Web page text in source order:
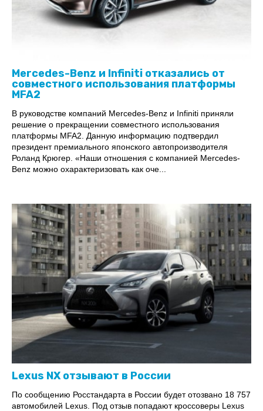
Mercedes-Benz и Infiniti отказались от
совместного использования платформы
MFA2
В руководстве компаний Mercedes-Benz и Infiniti приняли
решение о прекращении совместного использования
платформы MFA2. Данную информацию подтвердил
президент премиального японского автопроизводителя
Роланд Крюгер. «Наши отношения с компанией Mercedes-
Benz можно охарактеризовать как оче...
Lexus NX отзывают в России
По сообщению Росстандарта в России будет отозвано 18 757
автомобилей Lexus. Под отзыв попадают кроссоверы Lexus